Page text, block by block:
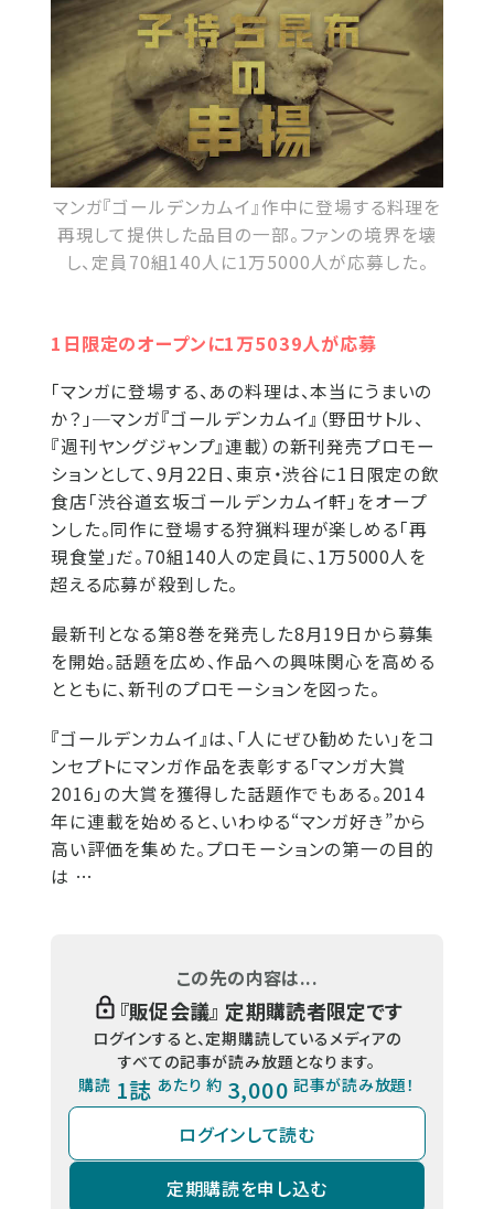
マンガ『ゴールデンカムイ』作中に登場する料理を
再現して提供した品目の一部。ファンの境界を壊
し、定員70組140人に1万5000人が応募した。
1日限定のオープンに1万5039人が応募
「マンガに登場する、あの料理は、本当にうまいの
か？」─マンガ『ゴールデンカムイ』（野田サトル、
『週刊ヤングジャンプ』連載）の新刊発売プロモー
ションとして、9月22日、東京・渋谷に1日限定の飲
食店「渋谷道玄坂ゴールデンカムイ軒」をオープ
ンした。同作に登場する狩猟料理が楽しめる「再
現食堂」だ。70組140人の定員に、1万5000人を
超える応募が殺到した。
最新刊となる第8巻を発売した8月19日から募集
を開始。話題を広め、作品への興味関心を高める
とともに、新刊のプロモーションを図った。
『ゴールデンカムイ』は、「人にぜひ勧めたい」をコ
ンセプトにマンガ作品を表彰する「マンガ大賞
2016」の大賞を獲得した話題作でもある。2014
年に連載を始めると、いわゆる“マンガ好き”から
高い評価を集めた。プロモーションの第一の目的
は …
この先の内容は...
『販促会議』 定期購読者限定です
ログインすると、定期購読しているメディアの
すべての記事が読み放題となります。
購読 1誌 あたり 約 3,000 記事が読み放題！
ログインして読む
定期購読を申し込む